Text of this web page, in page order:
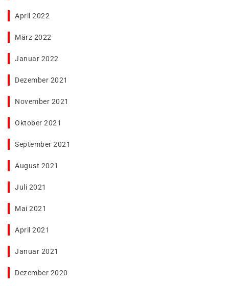
April 2022
März 2022
Januar 2022
Dezember 2021
November 2021
Oktober 2021
September 2021
August 2021
Juli 2021
Mai 2021
April 2021
Januar 2021
Dezember 2020